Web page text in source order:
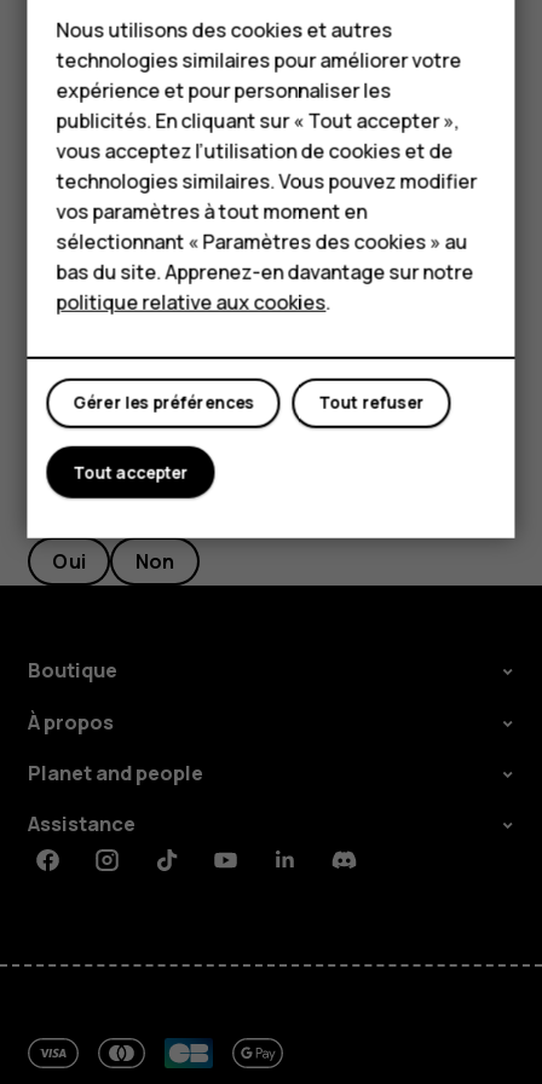
Téléphones classiques
HMD Terra M
Pour les entreprises
Tablettes
Boutique
Mon compte
connexion USB, ouvrez le panneau Notifications et
appuyez sur Notifications USB.
Partager vos photos et vidéos
Vous pouvez partager vos photos et vidéos rapidement
et facilement avec vos amis et votre famille.
Dans Photos , appuyez sur la photo que vous
souhaitez partager, puis sur
.
Sélectionnez le mode de partage de votre photo ou
Avez-vous trouvé cela utile?
Oui Non
Boutique
À propos
Planet and people
Assistance
FacebookInstagramTiktokYoutubeLinkedinDiscord
Nous utilisons des cookies et autres
technologies similaires pour améliorer votre
expérience et pour personnaliser les
publicités. En cliquant sur « Tout accepter »,
vous acceptez l’utilisation de cookies et de
technologies similaires. Vous pouvez modifier
vos paramètres à tout moment en
sélectionnant « Paramètres des cookies » au
bas du site. Apprenez-en davantage sur notre
politique relative aux cookies.
Tout refuser
Gérer les préférences
Tout accepter